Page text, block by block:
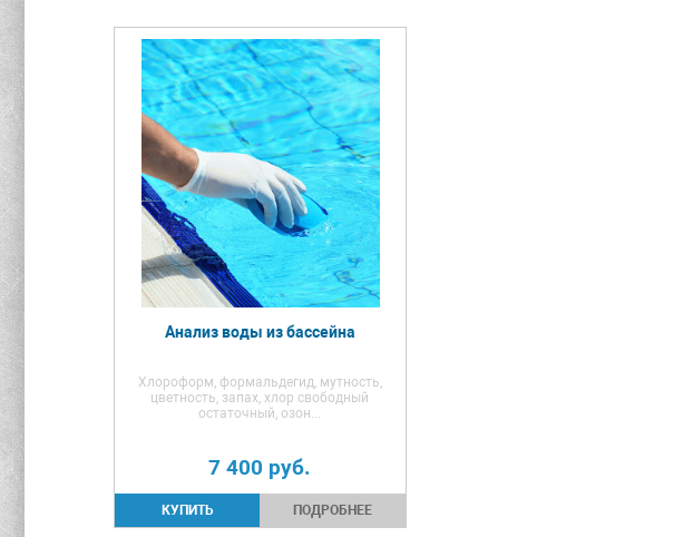
Анализ воды из бассейна
Хлороформ, формальдегид, мутность,
цветность, запах, хлор свободный
остаточный, озон...
7 400 руб.
ПОДРОБНЕЕ